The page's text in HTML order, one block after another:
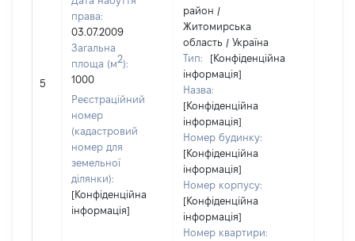
5
права:
03.07.2009
Загальна
площа (м2):
1000
Реєстраційний
номер
(кадастровий
номер для
земельної
ділянки):
[Конфіденційна
інформація]
район /
Житомирська
область / Україна
Тип:
[Конфіденційна
інформація]
Назва:
[Конфіденційна
інформація]
Номер будинку:
[Конфіденційна
інформація]
Номер корпусу:
[Конфіденційна
інформація]
Номер квартири: